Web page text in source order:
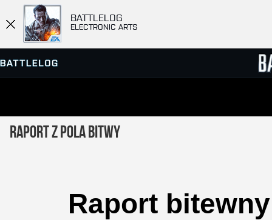
BATTLELOG
ELECTRONIC ARTS
PRZEGLĄDARKA SERWERÓW
Raport z pola bitwy
Raport